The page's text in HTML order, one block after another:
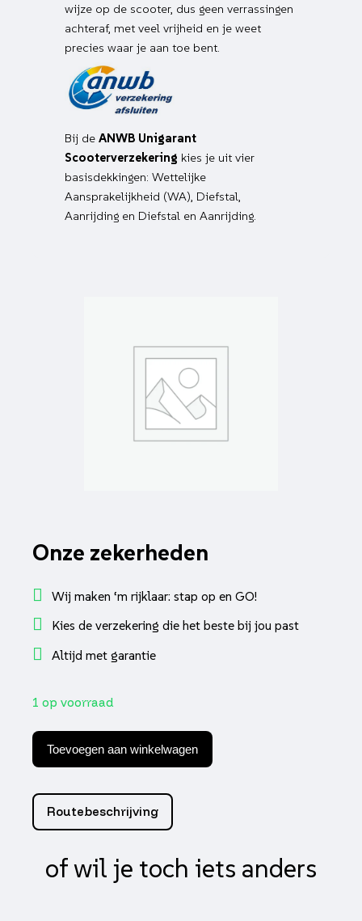
wijze op de scooter, dus geen verrassingen
achteraf, met veel vrijheid en je weet
precies waar je aan toe bent.
Bij de ANWB Unigarant
Scooterverzekering kies je uit vier
basisdekkingen: Wettelijke
Aansprakelijkheid (WA), Diefstal,
Aanrijding en Diefstal en Aanrijding.
Onze zekerheden
Wij maken ‘m rijklaar: stap op en GO!
Kies de verzekering die het beste bij jou past
Altijd met garantie
1 op voorraad
alpha
tube
dagrij
l+r
passend
op
(matrix)
smoke
Toevoegen aan winkelwagen
Routebeschrijving
of wil je toch iets anders